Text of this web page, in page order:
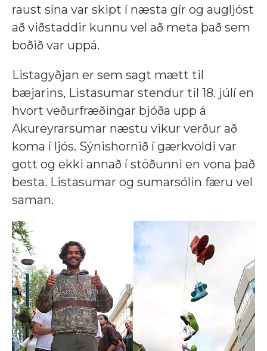
raust sína var skipt í næsta gír og augljóst
að viðstaddir kunnu vel að meta það sem
boðið var uppá.
Listagyðjan er sem sagt mætt til
bæjarins, Listasumar stendur til 18. júlí en
hvort veðurfræðingar bjóða upp á
Akureyrarsumar næstu vikur verður að
koma í ljós. Sýnishornið í gærkvöldi var
gott og ekki annað í stöðunni en vona það
besta. Listasumar og sumarsólin færu vel
saman.